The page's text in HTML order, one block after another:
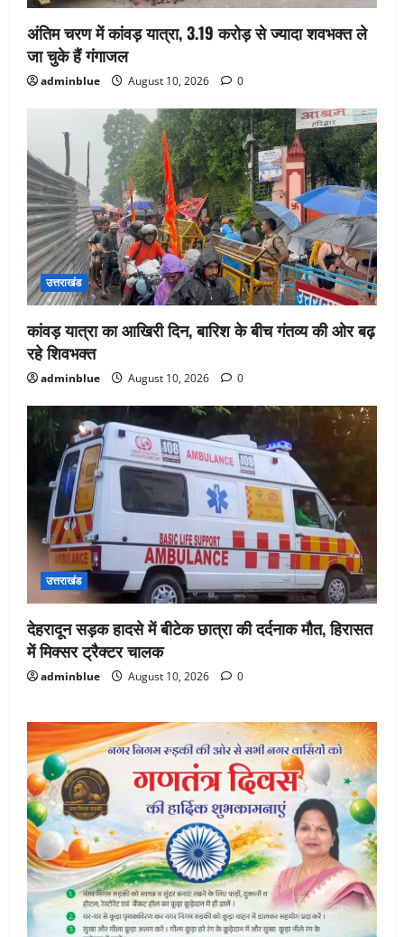
अंतिम चरण में कांवड़ यात्रा, 3.19 करोड़ से ज्यादा शवभक्त ले
जा चुके हैं गंगाजल
adminblue August 10, 2026 0
उत्तराखंड
कांवड़ यात्रा का आखिरी दिन, बारिश के बीच गंतव्य की ओर बढ़
रहे शिवभक्त
adminblue August 10, 2026 0
उत्तराखंड
देहरादून सड़क हादसे में बीटेक छात्रा की दर्दनाक मौत, हिरासत
में मिक्सर ट्रैक्टर चालक
adminblue August 10, 2026 0